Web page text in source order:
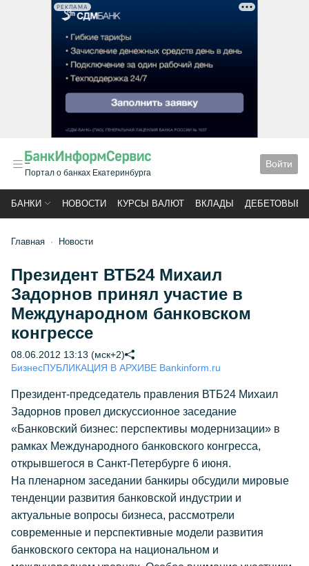
РЕКЛАМА
Портал о банках Екатеринбурга
Войти
БАНКИ НОВОСТИ КУРСЫ ВАЛЮТ ВКЛАДЫ ДЕБЕТОВЫЕ
Главная Новости
Президент ВТБ24 Михаил
Задорнов принял участие в
Международном банковском
конгрессе
08.06.2012 13:13 (мск+2)
БизнесПУБЛИКАЦИЯ В АРХИВЕ Bankinform.ru
Президент-председатель правления ВТБ24 Михаил
Задорнов провел дискуссионное заседание
«Банковский бизнес: перспективы модернизации» в
рамках Международного банковского конгресса,
открывшегося в Санкт-Петербурге 6 июня.
На пленарном заседании банкиры обсудили мировые
тенденции развития банковской индустрии и
актуальные вопросы бизнеса, рассмотрели
современные и перспективные модели развития
банковского сектора на национальном и